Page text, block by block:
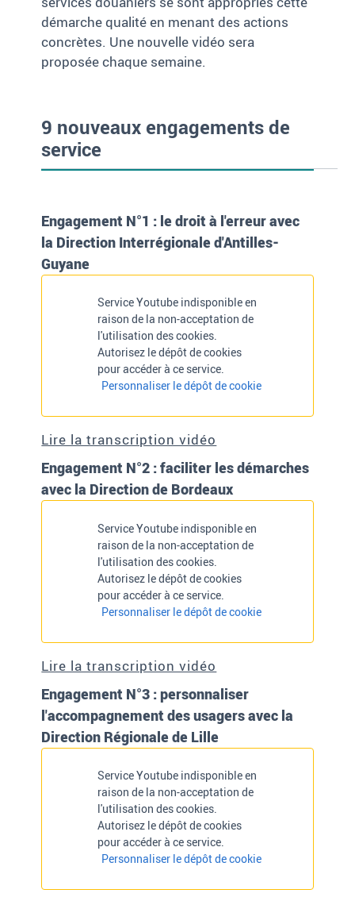
démarche qualité en menant des actions
concrètes. Une nouvelle vidéo sera
proposée chaque semaine.
9 nouveaux engagements de
service
Engagement N°1 : le droit à l'erreur avec
la Direction Interrégionale d'Antilles-
Guyane
Service Youtube indisponible en
raison de la non-acceptation de
l'utilisation des cookies.
Autorisez le dépôt de cookies
pour accéder à ce service.
Personnaliser le dépôt de cookie
Lire la transcription vidéo
Engagement N°2 : faciliter les démarches
avec la Direction de Bordeaux
Service Youtube indisponible en
raison de la non-acceptation de
l'utilisation des cookies.
Autorisez le dépôt de cookies
pour accéder à ce service.
Personnaliser le dépôt de cookie
Lire la transcription vidéo
Engagement N°3 : personnaliser
l'accompagnement des usagers avec la
Direction Régionale de Lille
Service Youtube indisponible en
raison de la non-acceptation de
l'utilisation des cookies.
Autorisez le dépôt de cookies
pour accéder à ce service.
Personnaliser le dépôt de cookie